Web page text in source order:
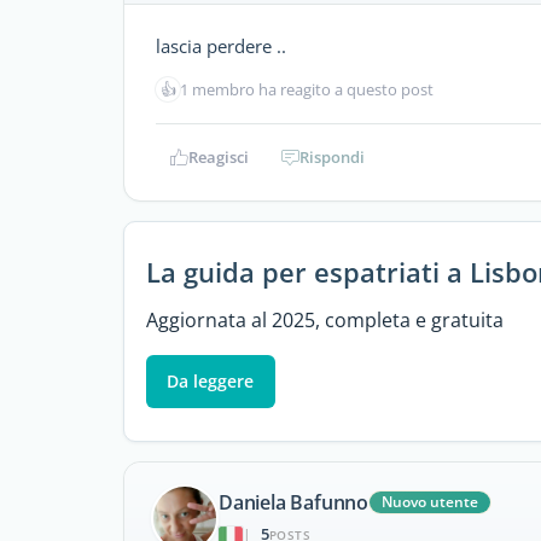
lascia perdere ..
👍 1 membro ha reagito a questo post
Reagisci Rispondi
La guida per espatriati a
Aggiornata al 2025, completa e gratuita
Da leggere
Daniela Bafunno
Nuovo utente
|
5POSTS